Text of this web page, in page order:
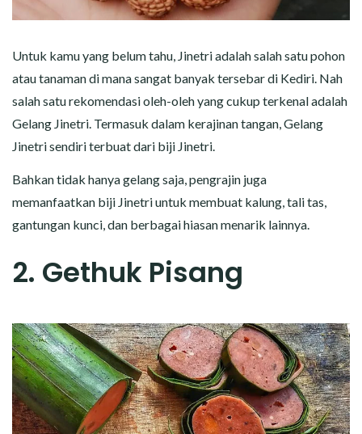
Untuk kamu yang belum tahu, Jinetri adalah salah satu pohon
atau tanaman di mana sangat banyak tersebar di Kediri. Nah
salah satu rekomendasi oleh-oleh yang cukup terkenal adalah
Gelang Jinetri. Termasuk dalam kerajinan tangan, Gelang
Jinetri sendiri terbuat dari biji Jinetri.
Bahkan tidak hanya gelang saja, pengrajin juga
memanfaatkan biji Jinetri untuk membuat kalung, tali tas,
gantungan kunci, dan berbagai hiasan menarik lainnya.
2. Gethuk Pisang